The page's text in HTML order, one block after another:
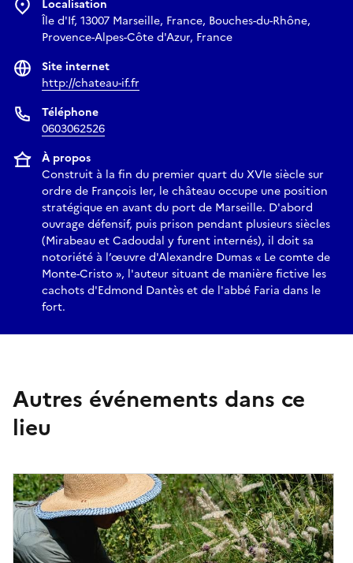
Localisation
Île d'If, 13007 Marseille, France, Bouches-du-Rhône,
Provence-Alpes-Côte d'Azur, France
Site internet
http://chateau-if.fr
Téléphone
0603062526
À propos
Construit à la fin du premier quart du XVIe siècle sur
ordre de François Ier, le château occupe une position
stratégique en avant du port de Marseille. D'abord
ouvrage défensif, puis prison pendant plusieurs siècles
(Mirabeau et Cadoudal y furent internés), il doit sa
notoriété à l’œuvre d'Alexandre Dumas « Le comte de
Monte-Cristo », l'auteur situant de manière fictive les
cachots d'Edmond Dantès et de l'abbé Faria dans le
fort.
Autres événements dans ce
lieu